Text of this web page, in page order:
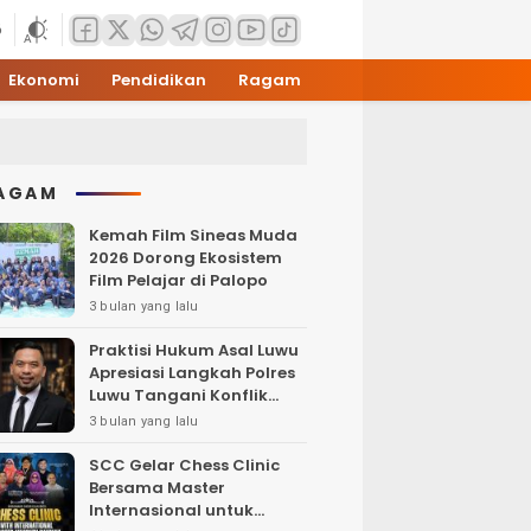
Ekonomi Pendidikan Ragam
Kemah Film Sineas Muda
2026 Dorong Ekosistem
Film Pelajar di Palopo
3 bulan yang lalu
Praktisi Hukum Asal Luwu
Apresiasi Langkah Polres
Luwu Tangani Konflik
Sosial
3 bulan yang lalu
SCC Gelar Chess Clinic
Bersama Master
Internasional untuk